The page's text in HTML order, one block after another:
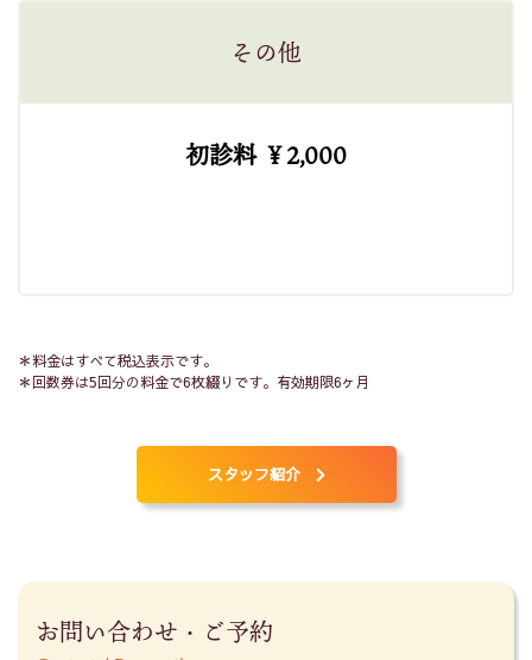
その他
初診料 ￥2,000
＊料金はすべて税込表示です。
＊回数券は5回分の料金で6枚綴りです。有効期限6ヶ月
スタッフ紹介
お問い合わせ・ご予約